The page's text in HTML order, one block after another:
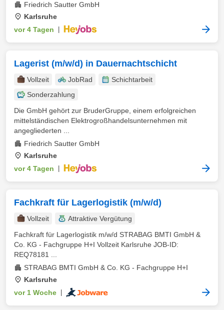
Friedrich Sautter GmbH
Karlsruhe
vor 4 Tagen
Lagerist (m/w/d) in Dauernachtschicht
Vollzeit JobRad
Schichtarbeit
Sonderzahlung
Die GmbH gehört zur BruderGruppe, einem erfolgreichen
mittelständischen Elektrogroßhandelsunternehmen mit
angegliederten ...
Friedrich Sautter GmbH
Karlsruhe
vor 4 Tagen
Fachkraft für Lagerlogistik (m/w/d)
Vollzeit
Attraktive Vergütung
Fachkraft für Lagerlogistik m/w/d STRABAG BMTI GmbH &
Co. KG - Fachgruppe H+I Vollzeit Karlsruhe JOB-ID:
REQ78181 ...
STRABAG BMTI GmbH & Co. KG - Fachgruppe H+I
Karlsruhe
vor 1 Woche